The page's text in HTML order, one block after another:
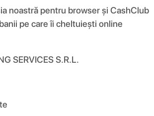
noastră pentru browser și CashClub
pe care îi cheltuiești online
SERVICES S.R.L.